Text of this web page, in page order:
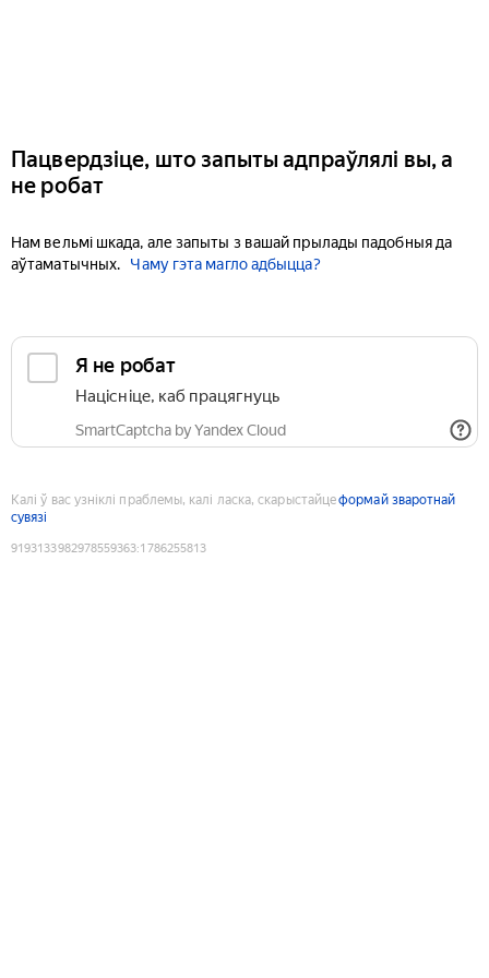
Пацвердзіце, што запыты адпраўлялі вы, а
не робат
Нам вельмі шкада, але запыты з вашай прылады падобныя да
аўтаматычных.
Чаму гэта магло адбыцца?
Я не робат
Націсніце, каб працягнуць
SmartCaptcha by Yandex Cloud
Калі ў вас узніклі праблемы, калі ласка, скарыстайцеформай зваротнай
сувязі
9193133982978559363:1786255813